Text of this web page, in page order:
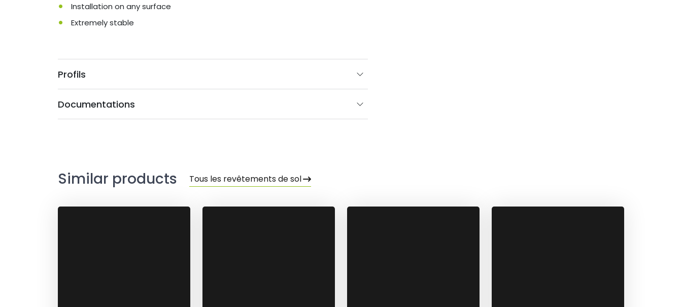
Installation on any surface
Extremely stable
Profils
Documentations
Similar products Tous les revêtements de sol